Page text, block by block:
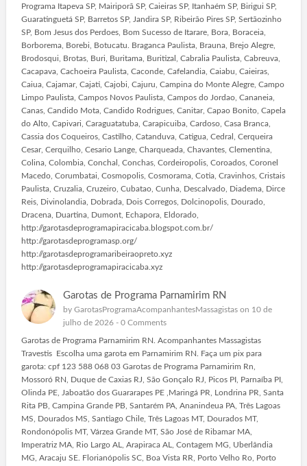
Programa Itapeva SP, Mairiporã SP, Caieiras SP, Itanhaém SP, Birigui SP,
Guaratinguetá SP, Barretos SP, Jandira SP, Ribeirão Pires SP, Sertãozinho
SP, Bom Jesus dos Perdoes, Bom Sucesso de Itarare, Bora, Boraceia,
Borborema, Borebi, Botucatu. Braganca Paulista, Brauna, Brejo Alegre,
Brodosqui, Brotas, Buri, Buritama, Buritizal, Cabralia Paulista, Cabreuva,
Cacapava, Cachoeira Paulista, Caconde, Cafelandia, Caiabu, Caieiras,
Caiua, Cajamar, Cajati, Cajobi, Cajuru, Campina do Monte Alegre, Campo
Limpo Paulista, Campos Novos Paulista, Campos do Jordao, Cananeia,
Canas, Candido Mota, Candido Rodrigues, Canitar, Capao Bonito, Capela
do Alto, Capivari, Caraguatatuba, Carapicuiba, Cardoso, Casa Branca,
Cassia dos Coqueiros, Castilho, Catanduva, Catigua, Cedral, Cerqueira
Cesar, Cerquilho, Cesario Lange, Charqueada, Chavantes, Clementina,
Colina, Colombia, Conchal, Conchas, Cordeiropolis, Coroados, Coronel
Macedo, Corumbatai, Cosmopolis, Cosmorama, Cotia, Cravinhos, Cristais
Paulista, Cruzalia, Cruzeiro, Cubatao, Cunha, Descalvado, Diadema, Dirce
Reis, Divinolandia, Dobrada, Dois Corregos, Dolcinopolis, Dourado,
Dracena, Duartina, Dumont, Echapora, Eldorado,
http://garotasdeprogramapiracicaba.blogspot.com.br/
http://garotasdeprogramasp.org/
http://garotasdeprogramaribeiraopreto.xyz
http://garotasdeprogramapiracicaba.xyz
Garotas de Programa Parnamirim RN
by GarotasProgramaAcompanhantesMassagistason 10 de
julho de 2026 - 0 Comments
Garotas de Programa Parnamirim RN. Acompanhantes Massagistas
Travestis Escolha uma garota em Parnamirim RN. Faça um pix para
garota: cpf 123 588 068 03 Garotas de Programa Parnamirim Rn,
Mossoró RN, Duque de Caxias RJ, São Gonçalo RJ, Picos PI, Parnaíba PI,
Olinda PE, Jaboatão dos Guararapes PE ,Maringá PR, Londrina PR, Santa
Rita PB, Campina Grande PB, Santarém PA, Ananindeua PA, Três Lagoas
MS, Dourados MS, Santiago Chile, Três Lagoas MT, Dourados MT,
Rondonópolis MT, Várzea Grande MT, São José de Ribamar MA,
Imperatriz MA, Rio Largo AL, Arapiraca AL, Contagem MG, Uberlândia
MG, Aracaju SE. Florianópolis SC, Boa Vista RR, Porto Velho Ro, Porto